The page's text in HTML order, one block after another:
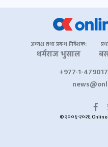
अध्यक्ष तथा प्रबन्ध निर्देशक:
धर्मराज भुसाल
+977-1-
© २००६-२०२६